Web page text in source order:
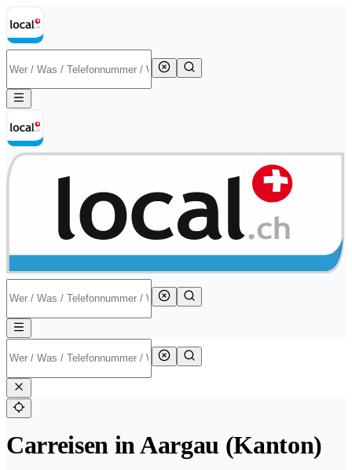
Carreisen in Aargau (Kanton)